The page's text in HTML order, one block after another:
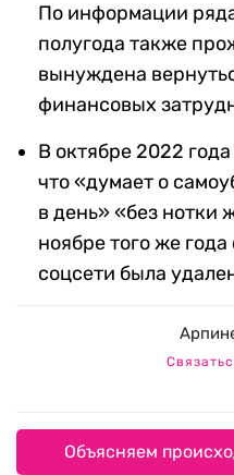
По информации
полугода также
вынуждена
финансовых
В октябре 2022
что «думает о
в день» «без нотки
ноябре того же
соцсети была
Объясняем